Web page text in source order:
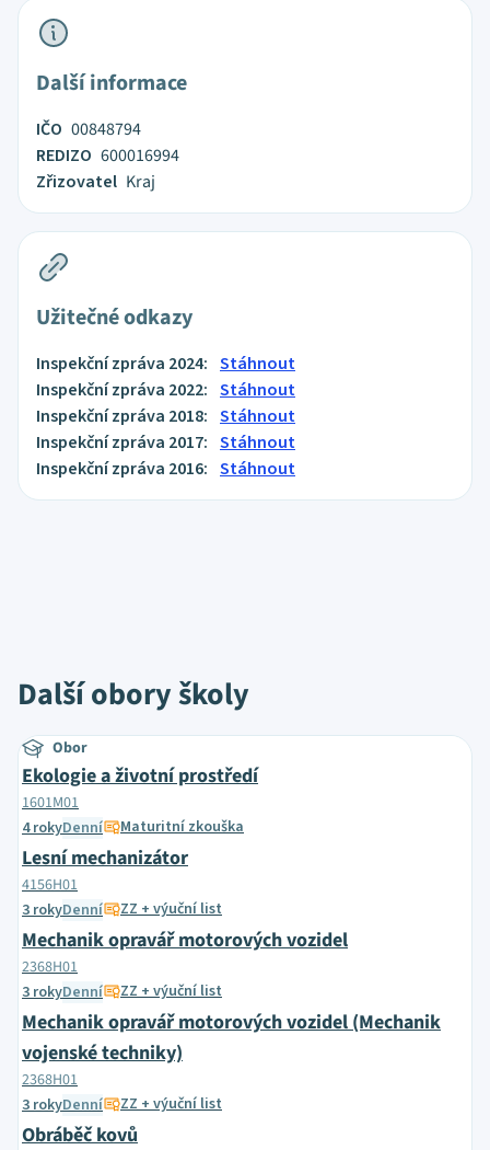
Další informace
IČO 00848794
REDIZO 600016994
Zřizovatel Kraj
Užitečné odkazy
Inspekční zpráva 2024: Stáhnout
Inspekční zpráva 2022: Stáhnout
Inspekční zpráva 2018: Stáhnout
Inspekční zpráva 2017: Stáhnout
Inspekční zpráva 2016: Stáhnout
Další obory školy
Obor
Ekologie a životní prostředí
1601M01
4 rokyDenní Maturitní zkouška
Lesní mechanizátor
4156H01
3 rokyDenní ZZ + výuční list
Mechanik opravář motorových vozidel
2368H01
3 rokyDenní ZZ + výuční list
Mechanik opravář motorových vozidel (Mechanik
vojenské techniky)
2368H01
3 rokyDenní ZZ + výuční list
Obráběč kovů